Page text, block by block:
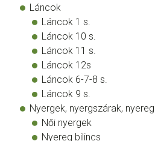
Láncok
Láncok 1 s.
Láncok 10 s.
Láncok 11 s.
Láncok 12s
Láncok 6-7-8 s.
Láncok 9 s.
Nyergek, nyergszárak,
Női nyergek
Nyereg bilincs